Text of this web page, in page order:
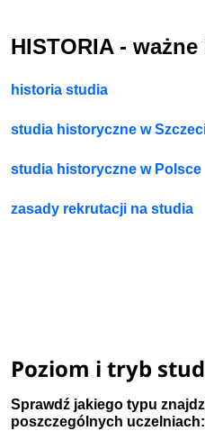
HISTORIA -
historia studia
studia historyczne w
studia historyczne w Polsce
zasady rekrutacji na studia
Poziom i tryb
Sprawdź jakiego typu
poszczególnych uczelniach: